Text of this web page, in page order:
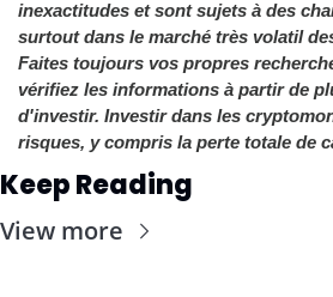
inexactitudes et sont sujets à des
surtout dans le marché très volatil
Faites toujours vos propres
vérifiez les informations à partir de
d'investir. Investir dans les
risques, y compris la perte totale de
Keep Reading
View more